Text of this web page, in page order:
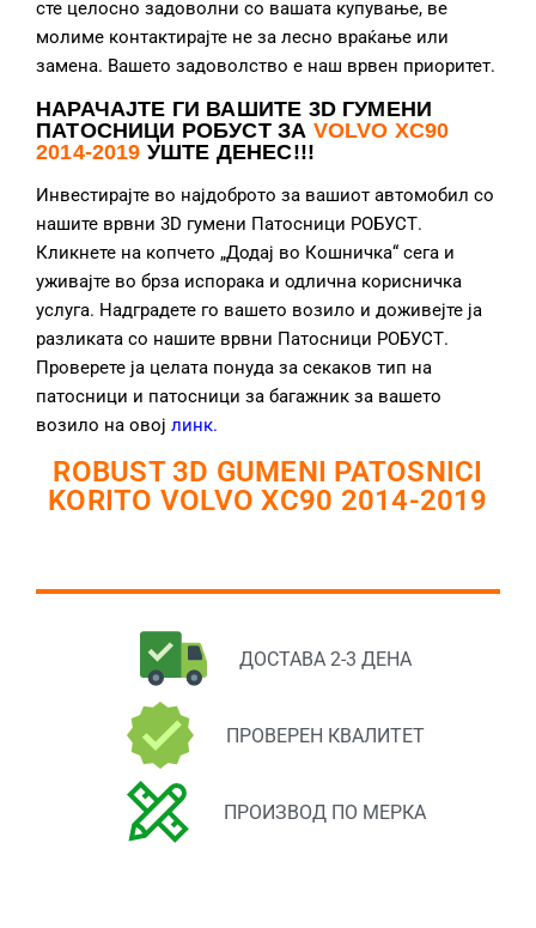
сте целосно задоволни со вашата купување, ве
молиме контактирајте не за лесно враќање или
замена. Вашето задоволство е наш врвен приоритет.
НАРАЧАЈТЕ ГИ ВАШИТЕ 3D ГУМЕНИ
ПАТОСНИЦИ РОБУСТ ЗА VOLVO XC90
2014-2019 УШТЕ ДЕНЕС!!!
Инвестирајте во најдоброто за вашиот автомобил со
нашите врвни 3D гумени Патосници РОБУСТ.
Кликнете на копчето „Додај во Кошничка“ сега и
уживајте во брза испорака и одлична корисничка
услуга. Надградете го вашето возило и доживејте ја
разликата со нашите врвни Патосници РОБУСТ.
Проверете ја целата понуда за секаков тип на
патосници и патосници за багажник за вашето
возило на овој линк.
ROBUST 3D GUMENI PATOSNICI
KORITO VOLVO XC90 2014-2019
ДОСТАВА 2-3 ДЕНА
ПРОВЕРЕН КВАЛИТЕТ
ПРОИЗВОД ПО МЕРКА